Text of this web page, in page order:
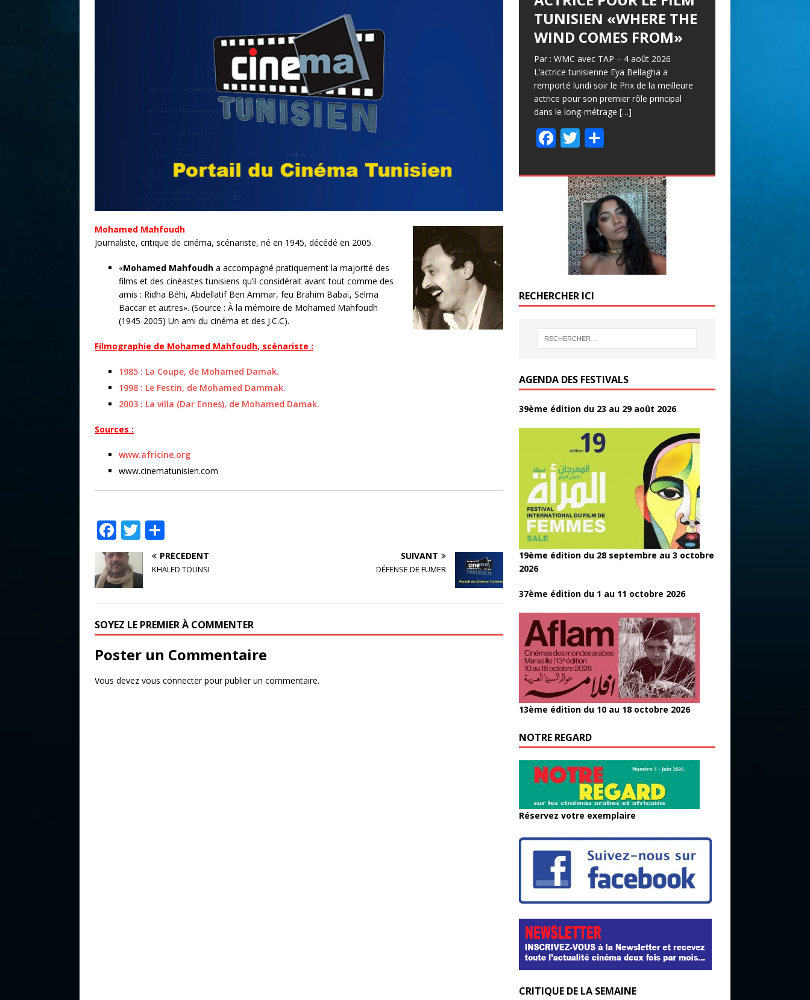
Mohamed Mahfoudh
Journaliste, critique de cinéma, scénariste, né en 1945, décédé en 2005.
«Mohamed Mahfoudh a accompagné pratiquement la majorité des
films et des cinéastes tunisiens qu’il considérait avant tout comme des
amis : Ridha Béhi, Abdellatif Ben Ammar, feu Brahim Babaï, Selma
Baccar et autres». (Source : À la mémoire de Mohamed Mahfoudh
(1945-2005) Un ami du cinéma et des J.C.C).
Filmographie de Mohamed Mahfoudh, scénariste :
1985 : La Coupe, de Mohamed Damak.
1998 : Le Festin, de Mohamed Dammak.
2003 : La villa (Dar Ennes), de Mohamed Damak.
Sources :
www.africine.org
www.cinematunisien.com
F
a
c
e
o
o
k
T
w
it
te
ar
ta
r
PRÉCÉDENT
KHALED TOUNSI
SUIVANT
DÉFENSE DE FUMER
SOYEZ LE PREMIER À COMMENTER
Poster un Commentaire
Vous devez vous connecterpour publier un commentaire.
TUNISIEN «WHERE THE
WIND COMES FROM»
Par : WMC avec TAP – 4 août 2026
L’actrice tunisienne Eya Bellagha a
remporté lundi soir le Prix de la meilleure
actrice pour son premier rôle principal
dans le long-métrage […]
F
e
T
itt
er
P
ta
g
er
RECHERCHER ICI
AGENDA DES FESTIVALS
39ème édition du 23 au 29 août 2026
19ème édition du 28 septembre au 3 octobre
2026
37ème édition du 1 au 11 octobre 2026
13ème édition du 10 au 18 octobre 2026
NOTRE REGARD
Réservez votre exemplaire
CRITIQUE DE LA SEMAINE